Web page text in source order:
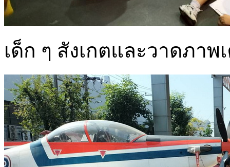
เด็ก ๆ สังเกตและวาดภา